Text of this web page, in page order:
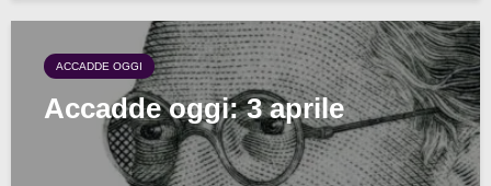
ACCADDE OGGI
Accadde oggi: 3 aprile